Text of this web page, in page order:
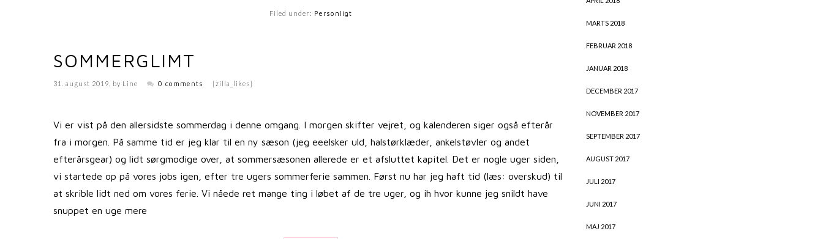
Filed under: Personligt
SOMMERGLIMT
31. august 2019 , by Line 0 comments [zilla_likes]
Vi er vist på den allersidste sommerdag i denne omgang. I morgen skifter vejret, og kalenderen siger også efterår
fra i morgen. På samme tid er jeg klar til en ny sæson (jeg eeelsker uld, halstørklæder, ankelstøvler og andet
efterårsgear) og lidt sørgmodige over, at sommersæsonen allerede er et afsluttet kapitel. Det er nogle uger siden,
vi startede op på vores jobs igen, efter tre ugers sommerferie sammen. Først nu har jeg haft tid (læs: overskud) til
at skrible lidt ned om vores ferie. Vi nåede ret mange ting i løbet af de tre uger, og ih hvor kunne jeg snildt have
snuppet en uge mere
MARTS 2018
FEBRUAR 2018
JANUAR 2018
DECEMBER 2017
NOVEMBER 2017
SEPTEMBER 2017
AUGUST 2017
JULI 2017
JUNI 2017
MAJ 2017